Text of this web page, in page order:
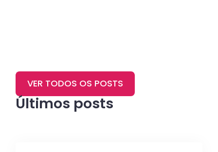
Últimos posts
VER TODOS OS POSTS